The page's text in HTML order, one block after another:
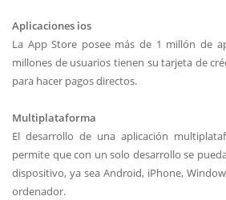
Aplicaciones ios
La App Store posee más de 1 millón de
millones de usuarios tienen su tarjeta de
para hacer pagos directos.
Multiplataforma
El desarrollo de una aplicación
permite que con un solo desarrollo se
dispositivo, ya sea Android, iPhone,
ordenador.